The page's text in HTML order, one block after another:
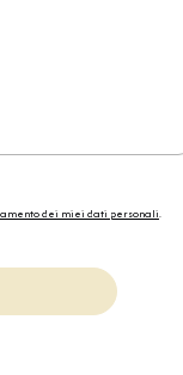
dei miei dati personali.